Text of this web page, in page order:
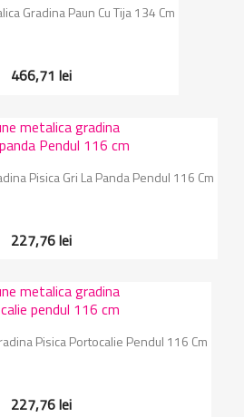
Gradina Paun Cu Tija 134 Cm
466,71 lei
Pisica Gri La Panda Pendul 116 Cm
227,76 lei
Pisica Portocalie Pendul 116 Cm
227,76 lei